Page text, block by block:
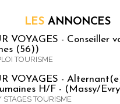
LES ANNONCES
VOYAGES - Conseiller
(56))
TOURISME
VOYAGES -
H/F - (Massy/
TOURISME